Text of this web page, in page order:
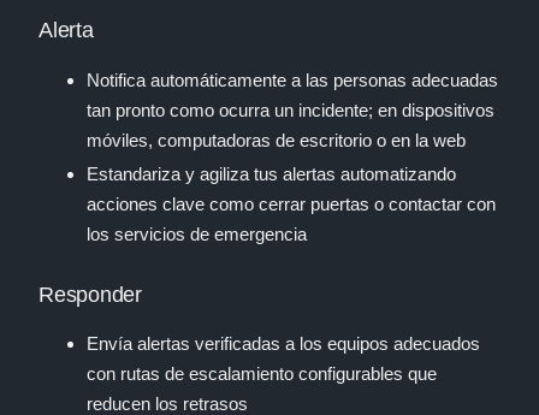
Alerta
Notifica automáticamente a las personas adecuadas
tan pronto como ocurra un incidente; en dispositivos
móviles, computadoras de escritorio o en la web
Estandariza y agiliza tus alertas automatizando
acciones clave como cerrar puertas o contactar con
los servicios de emergencia
Responder
Envía alertas verificadas a los equipos adecuados
con rutas de escalamiento configurables que
reducen los retrasos